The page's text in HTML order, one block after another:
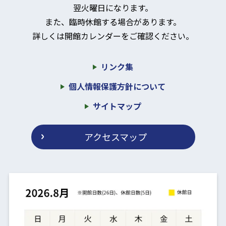
翌火曜日になります。
また、臨時休館する場合があります。
詳しくは開館カレンダーをご確認ください。
リンク集
個人情報保護方針について
サイトマップ
アクセスマップ